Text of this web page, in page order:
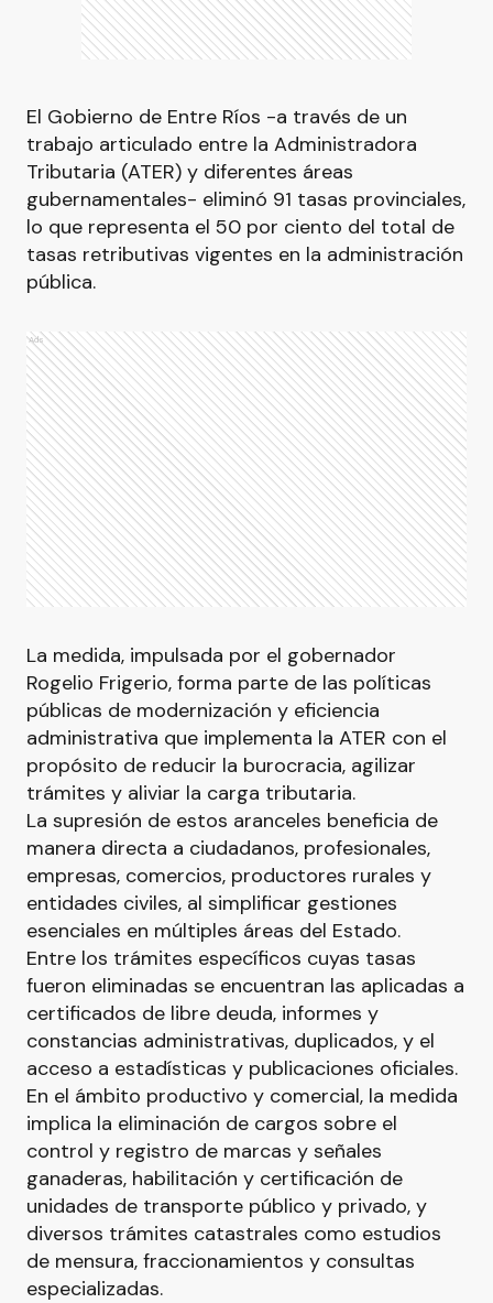
El Gobierno de Entre Ríos -a través de un
trabajo articulado entre la Administradora
Tributaria (ATER) y diferentes áreas
gubernamentales- eliminó 91 tasas provinciales,
lo que representa el 50 por ciento del total de
tasas retributivas vigentes en la administración
pública.
Ads
La medida, impulsada por el gobernador
Rogelio Frigerio, forma parte de las políticas
públicas de modernización y eficiencia
administrativa que implementa la ATER con el
propósito de reducir la burocracia, agilizar
trámites y aliviar la carga tributaria.
La supresión de estos aranceles beneficia de
manera directa a ciudadanos, profesionales,
empresas, comercios, productores rurales y
entidades civiles, al simplificar gestiones
esenciales en múltiples áreas del Estado.
Entre los trámites específicos cuyas tasas
fueron eliminadas se encuentran las aplicadas a
certificados de libre deuda, informes y
constancias administrativas, duplicados, y el
acceso a estadísticas y publicaciones oficiales.
En el ámbito productivo y comercial, la medida
implica la eliminación de cargos sobre el
control y registro de marcas y señales
ganaderas, habilitación y certificación de
unidades de transporte público y privado, y
diversos trámites catastrales como estudios
de mensura, fraccionamientos y consultas
especializadas.